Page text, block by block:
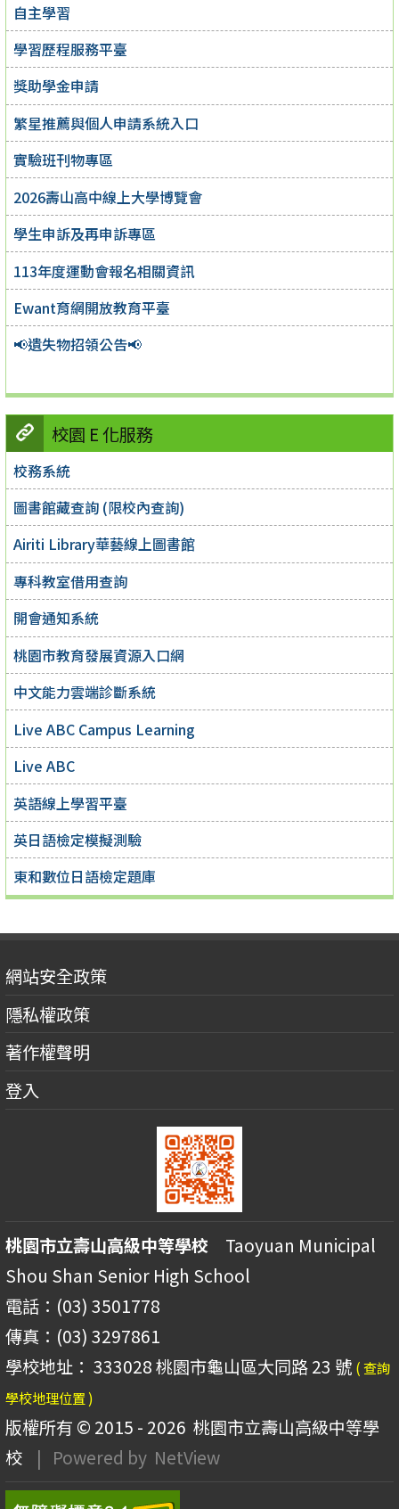
自主學習
學習歷程服務平臺
獎助學金申請
繁星推薦與個人申請系統入口
實驗班刊物專區
2026壽山高中線上大學博覽會
學生申訴及再申訴專區
113年度運動會報名相關資訊
Ewant育網開放教育平臺
📢遺失物招領公告📢
校園 E 化服務
校務系統
圖書館藏查詢 (限校內查詢)
Airiti Library華藝線上圖書館
專科教室借用查詢
開會通知系統
桃園市教育發展資源入口網
中文能力雲端診斷系統
Live ABC Campus Learning
Live ABC
英語線上學習平臺
英日語檢定模擬測驗
東和數位日語檢定題庫
網站安全政策
隱私權政策
著作權聲明
登入
桃園市立壽山高級中等學校 Taoyuan Municipal
Shou Shan Senior High School
電話：(03) 3501778
傳真：(03) 3297861
學校地址： 333028 桃園市龜山區大同路 23 號 ( 查詢
學校地理位置 )
版權所有 © 2015 - 2026 桃園市立壽山高級中等學
校
| Powered by NetView